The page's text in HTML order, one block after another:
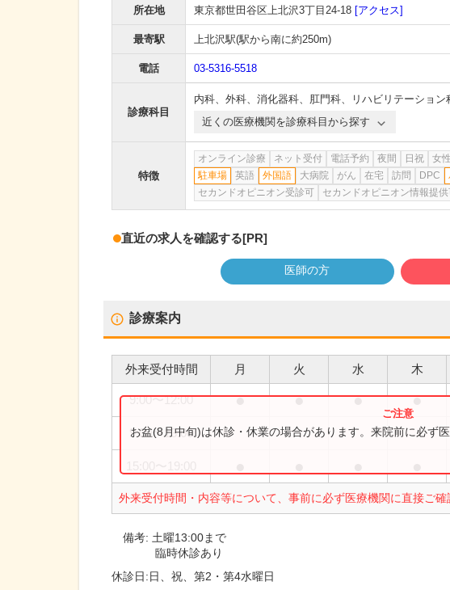
所在地 東京都世田谷区上北沢3丁目24-18 [アクセス]
最寄駅 上北沢駅(駅から南に約250m)
電話 03-5316-5518
診療科目
内科、 外科、 消化器科、 肛門科、
リハビリテーション
近くの医療機関を診療科目から探す
特徴
オンライン診療 ネット受付 電話予約 夜間 日祝 女
駐車場
英語 外国語 大病院 がん 在宅 訪問 DPC
セカンドオピニオン受診可
セカンドオピニオン情報提
直近の求人を確認する[PR]
医師の方
診療案内
外来受付時間 月 火 水 木
9:00〜12:00 ● ● ● ●
9:00〜13:00
外来受付時間・内容等について、事前に必ず医療機関に直接ご確
お盆(8月中旬)は休診・休業の場合があります。来院前に必ず
備考: 土曜13:00まで
臨時休診あり
休診日:日、祝、第2・第4水曜日